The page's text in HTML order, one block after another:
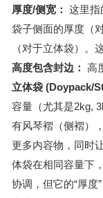
厚度/侧宽： 这里指
袋子侧面的厚度（
（对于立体袋）。
高度包含封边： 高
立体袋 (Doypack/
容量（尤其是2kg,
有风琴褶（侧褶）
更多内容物，同时
体袋在相同容量下
协调，但它的“厚度